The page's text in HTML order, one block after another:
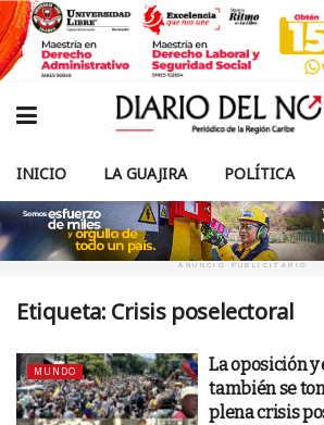
INICIO LA GUAJIRA POLÍTICA
ANUNCIO PUBLICITARIO
Etiqueta: Crisis poselectoral
MUNDO
La oposición
también se
plena crisis